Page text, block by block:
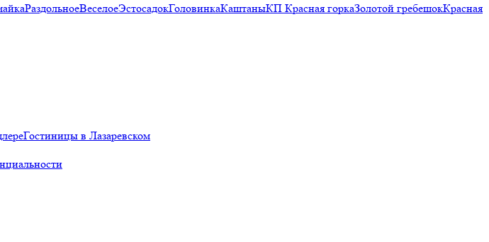
РаздольноеВеселоеЭстосадокГоловинкаКаштаныКП Красная горкаЗолотой гребешокКрасная
Гостиницы в Лазаревском